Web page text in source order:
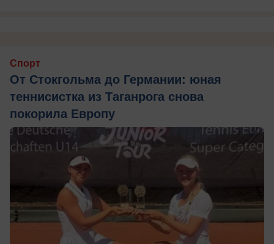
Спорт
От Стокгольма до Германии: юная
теннисистка из Таганрога снова
покорила Европу